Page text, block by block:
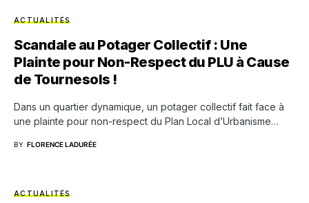
ACTUALITÉS
Scandale au Potager Collectif : Une
Plainte pour Non-Respect du PLU à Cause
de Tournesols !
Dans un quartier dynamique, un potager collectif fait face à
une plainte pour non-respect du Plan Local d’Urbanisme…
BY FLORENCE LADURÉE
ACTUALITÉS